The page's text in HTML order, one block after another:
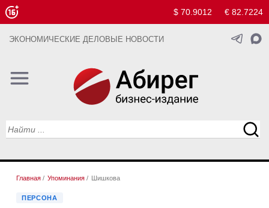
$ 70.9012 € 82.7224
ЭКОНОМИЧЕСКИЕ ДЕЛОВЫЕ НОВОСТИ
Главная / Упоминания / Шишкова
ПЕРСОНА